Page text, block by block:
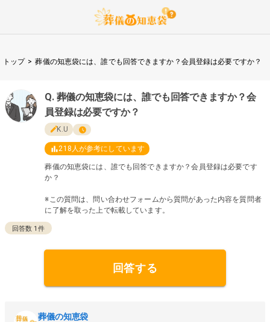
トップ > 葬儀の知恵袋には、誰でも回答できますか？会員登録は必要ですか？
葬儀の知恵袋には、誰でも回答できますか？会
員登録は必要ですか？
K.U
218 人が参考にしています
葬儀の知恵袋には、誰でも回答できますか？会員登録は必要です
か？
※この質問は、問い合わせフォームから質問があった内容を質問者
に了解を取った上で転載しています。
回答数 1 件
回答する
葬儀の知恵袋